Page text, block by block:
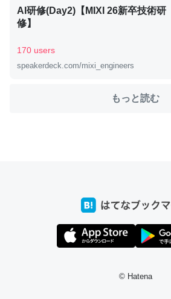
とかSpotifyを支払う孝行もできる。
私も3年前ぐらいに祖母の家に設置し
たいなのでネット環境作ったけど
https://toyoshi.hatenablog.com/
AI研修(Day2)【MIXI 26新卒技術研
修】
170 users
speakerdeck.com/mixi_engineers
もっと読む
© Hatena